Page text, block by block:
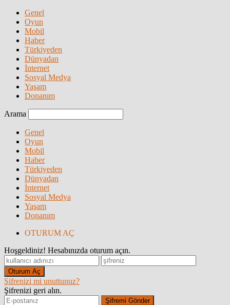
Genel
Oyun
Mobil
Haber
Türkiyeden
Dünyadan
İnternet
Sosyal Medya
Yaşam
Donanım
Arama
Genel
Oyun
Mobil
Haber
Türkiyeden
Dünyadan
İnternet
Sosyal Medya
Yaşam
Donanım
OTURUM AÇ
Hoşgeldiniz! Hesabınızda oturum açın.
Şifrenizi mi unuttunuz?
Şifrenizi geri alın.